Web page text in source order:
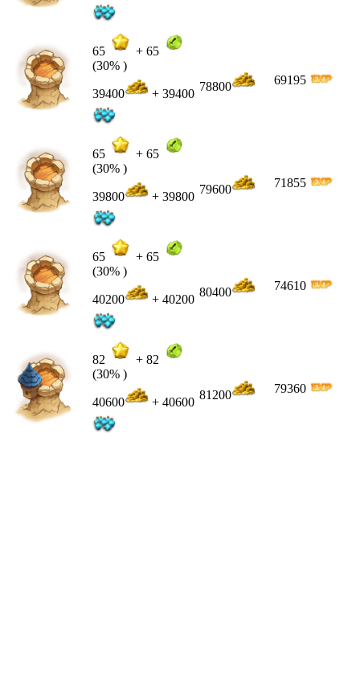
65 + 65
(30% )
39400 + 39400
78800 69195
65 + 65
(30% )
39800 + 39800
79600 71855
65 + 65
(30% )
40200 + 40200
80400 74610
82 + 82
(30% )
40600 + 40600
81200 79360